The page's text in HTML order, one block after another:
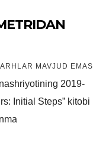
MAVJUD EMAS
2019-
Initial Steps” kitobi